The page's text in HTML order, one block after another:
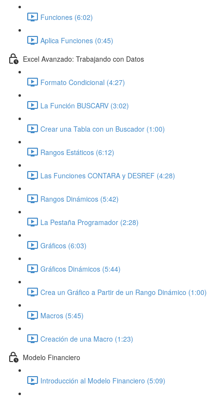
Funciones (6:02)
Aplica Funciones (0:45)
Excel Avanzado: Trabajando con Datos
Formato Condicional (4:27)
La Función BUSCARV (3:02)
Crear una Tabla con un Buscador (1:00)
Rangos Estáticos (6:12)
Las Funciones CONTARA y DESREF (4:28)
Rangos Dinámicos (5:42)
La Pestaña Programador (2:28)
Gráficos (6:03)
Gráficos Dinámicos (5:44)
Crea un Gráfico a Partir de un Rango Dinámico (1:00)
Macros (5:45)
Creación de una Macro (1:23)
Modelo Financiero
Introducción al Modelo Financiero (5:09)